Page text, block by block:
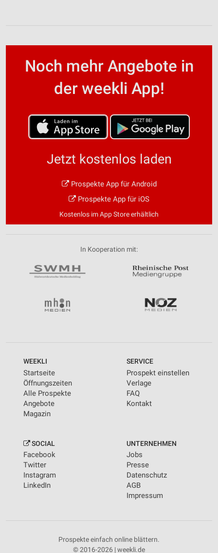
Noch mehr Angebote in
der weekli App!
Jetzt kostenlos laden
Prospekte App für Android
Prospekte App für iOS
Kostenlos im App Store erhältlich
In Kooperation mit:
WEEKLI
Startseite
Öffnungszeiten
Alle Prospekte
Angebote
Magazin
SERVICE
Prospekt einstellen
Verlage
FAQ
Kontakt
SOCIAL
Facebook
Twitter
Instagram
LinkedIn
UNTERNEHMEN
Jobs
Presse
Datenschutz
AGB
Impressum
Prospekte einfach online blättern.
© 2016-2026 | weekli.de